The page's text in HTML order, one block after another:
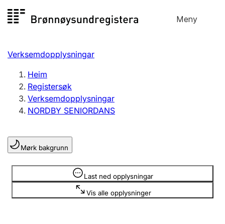
til
Meny
Registersøk
Aksjeselskap
Enkeltpersonføretak
Registrere, endre, slette
Lag og foreining
Registrere, endre, slette
Verksemdopplysningar
Heim
Registersøk
Verksemdopplysningar
NORDBY SENIORDANS
Mørk bakgrunn
Last ned opplysningar
Vis alle opplysninger
Opplysninger er skjult